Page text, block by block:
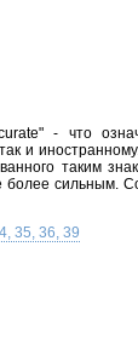
- что
и
таким
сильным.
35, 36, 39